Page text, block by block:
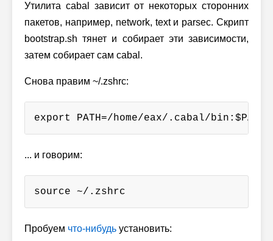
Утилита cabal зависит от некоторых сторонних
пакетов, например, network, text и parsec. Скрипт
bootstrap.sh тянет и собирает эти зависимости,
затем собирает сам cabal.
Снова правим ~/.zshrc:
export PATH=/home/eax/.cabal/bin:$PATH
... и говорим:
source ~/.zshrc
Пробуем что-нибудь установить: